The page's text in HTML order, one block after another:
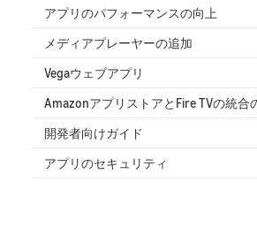
アプリのパフォーマンスの向上
メディアプレーヤーの追加
Vegaウェブアプリ
AmazonアプリストアとFire TVの統合
開発者向けガイド
アプリのセキュリティ